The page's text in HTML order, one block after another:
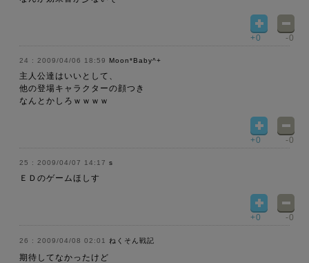
+0 -0
2009/04/06 18:59 Moon*Baby^+
主人公達はいいとして、
他の登場キャラクターの顔つき
なんとかしろｗｗｗｗ
+0 -0
2009/04/07 14:17 s
ＥＤのゲームほしす
+0 -0
2009/04/08 02:01 ねくそん戦記
期待してなかったけど